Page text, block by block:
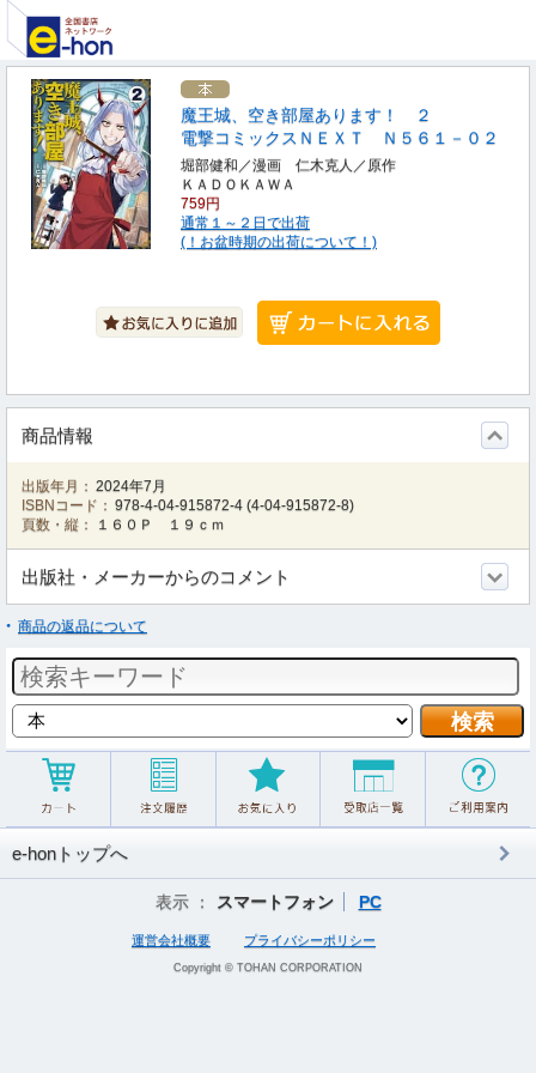
魔王城、空き部屋あります！ ２
電撃コミックスＮＥＸＴ Ｎ５６１－０２
堀部健和／漫画 仁木克人／原作
ＫＡＤＯＫＡＷＡ
759円
通常１～２日で出荷
(！お盆時期の出荷について！)
商品情報
出版年月： 2024年7月
ISBNコード： 978-4-04-915872-4 (4-04-915872-8)
頁数・縦：
１６０Ｐ １９ｃｍ
出版社・メーカーからのコメント
商品の返品について
e-honトップへ
表示 ： スマートフォン PC
運営会社概要 プライバシーポリシー
Copyright © TOHAN CORPORATION